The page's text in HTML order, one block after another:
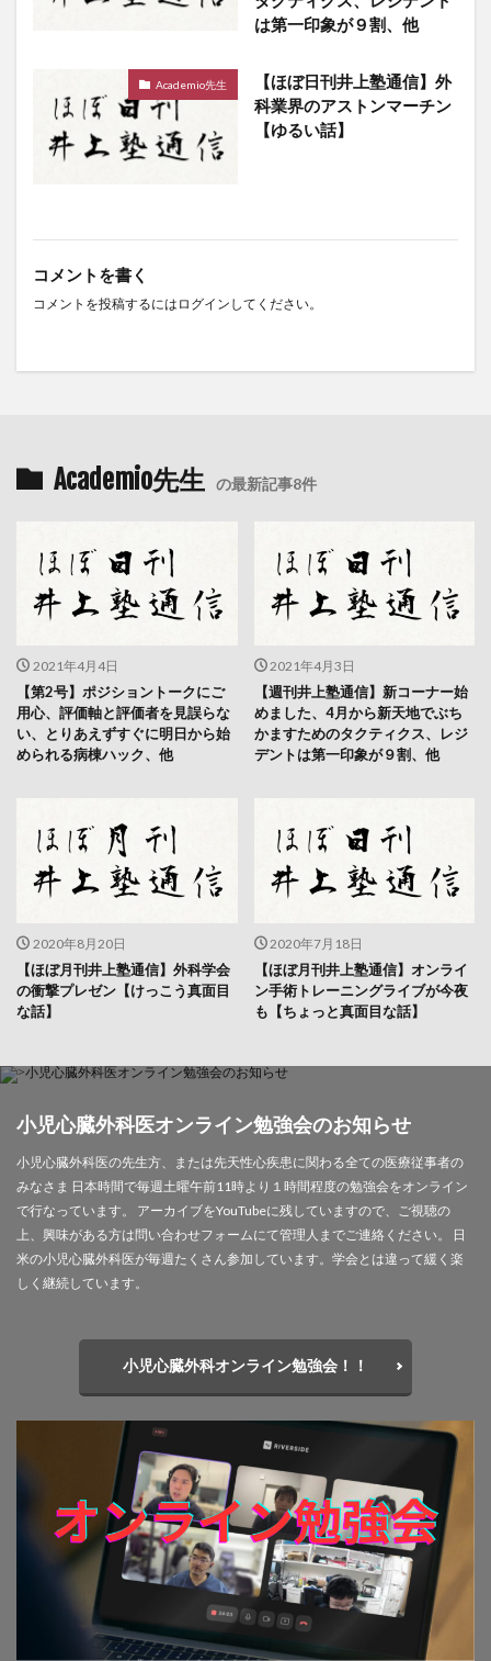
は第一印象が９割、他
Academio先生
【ほぼ日刊井上塾通信】外
科業界のアストンマーチン
【ゆるい話】
コメントを書く
コメントを投稿するには ログイン してください。
Academio先生 の最新記事8件
2021年4月4日
【第2号】ポジショントークにご
用心、評価軸と評価者を見誤らな
い、とりあえずすぐに明日から始
められる病棟ハック、他
2021年4月3日
【週刊井上塾通信】新コーナー始
めました、4月から新天地でぶち
かますためのタクティクス、レジ
デントは第一印象が９割、他
2020年8月20日
【ほぼ月刊井上塾通信】外科学会
の衝撃プレゼン【けっこう真面目
な話】
2020年7月18日
【ほぼ月刊井上塾通信】オンライ
ン手術トレーニングライブが今夜
も【ちょっと真面目な話】
小児心臓外科医オンライン勉強会のお知らせ
小児心臓外科医の先生方、または先天性心疾患に関わる全ての医療従事者の
みなさま 日本時間で毎週土曜午前11時より１時間程度の勉強会をオンライン
で行なっています。 アーカイブをYouTubeに残していますので、ご視聴の
上、興味がある方は問い合わせフォームにて管理人までご連絡ください。 日
米の小児心臓外科医が毎週たくさん参加しています。学会とは違って緩く楽
しく継続しています。
小児心臓外科オンライン勉強会！！